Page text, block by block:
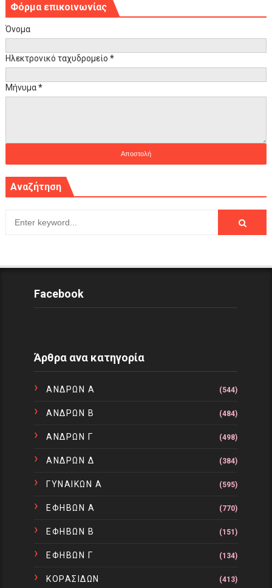
Φόρμα επικοινωνίας
Όνομα
Ηλεκτρονικό ταχυδρομείο *
Μήνυμα*
Αναζήτηση
Facebook
Άρθρα ανα κατηγορία
ΑΝΔΡΩΝ Α (544)
ΑΝΔΡΩΝ Β (484)
ΑΝΔΡΩΝ Γ (498)
ΑΝΔΡΩΝ Δ (384)
ΓΥΝΑΙΚΩΝ Α (595)
ΕΦΗΒΩΝ Α (770)
ΕΦΗΒΩΝ Β (151)
ΕΦΗΒΩΝ Γ (134)
ΚΟΡΑΣΙΔΩΝ (413)